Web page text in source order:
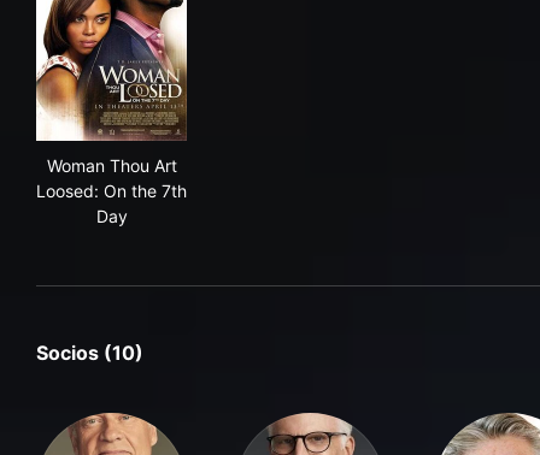
Woman Thou Art
Loosed: On the 7th
Day
Socios (10)